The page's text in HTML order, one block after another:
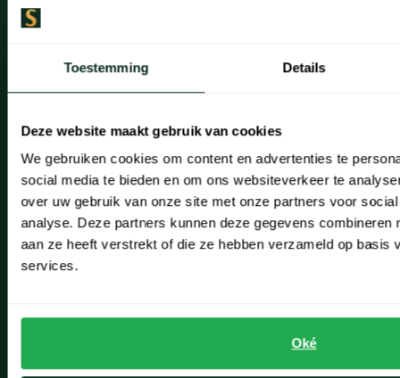
Toestemming Details
Deze website maakt gebruik van cookies
We gebruiken cookies om content en advertenties te
social media te bieden en om ons websiteverkeer te
over uw gebruik van onze site met onze partners voor
analyse. Deze partners kunnen deze gegevens combineren
aan ze heeft verstrekt of die ze hebben verzameld op basis
services.
Oké
Artikelonderhoud
Onze winkels
Heemstede
Hillegom
Leiderdorp
Lisse
Oegstgeest